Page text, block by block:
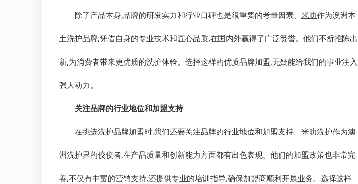
除了产品本身,品牌的研发实力和行业口碑也是很重要的考量因素。米叻作为澳洲本
土洗护品牌,凭借自身的专业技术和匠心品质,在国内外赢得了广泛赞誉。他们不断推陈出
新,为消费者带来更优质的洗护体验。选择这样的优质品牌加盟,无疑能给我们的事业注入
强大动力。
关注品牌的行业地位和加盟支持
在挑选洗护品牌加盟时,我们还要关注品牌的行业地位和加盟支持。米叻洗护作为澳
洲洗护界的佼佼者,在产品质量和创新能力方面都有出色表现。他们的加盟政策也非常完
善,不仅有丰富的营销支持,还提供专业的培训指导,确保加盟商顺利开展业务。选择这样